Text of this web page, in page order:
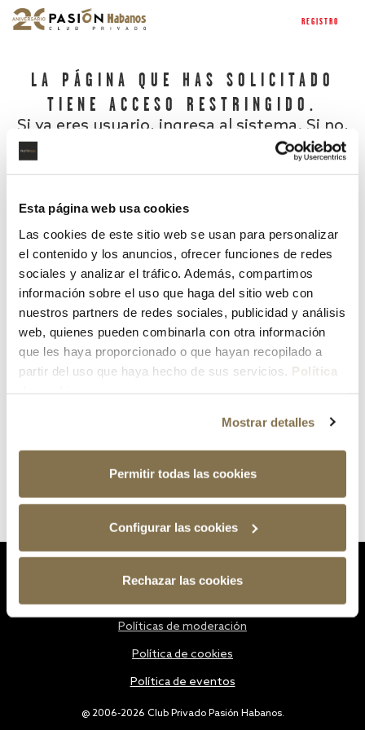
Esta página web usa cookies
Las cookies de este sitio web se usan para personalizar
el contenido y los anuncios, ofrecer funciones de redes
sociales y analizar el tráfico. Además, compartimos
información sobre el uso que haga del sitio web con
nuestros partners de redes sociales, publicidad y análisis
web, quienes pueden combinarla con otra información
que les haya proporcionado o que hayan recopilado a
partir del uso que haya hecho de sus servicios. Política
Mostrar detalles
Permitir todas las cookies
Configurar las cookies
Rechazar las cookies
REGISTRO
LA PÁGINA QUE HAS SOLICITADO
TIENE ACCESO RESTRINGIDO.
Si ya eres usuario, ingresa al sistema. Si no,
¿Has olvidado tu contraseña?
@ 2006-2026 Club Privado Pasión Habanos.
Políticas de moderación
Política de cookies
Política de eventos